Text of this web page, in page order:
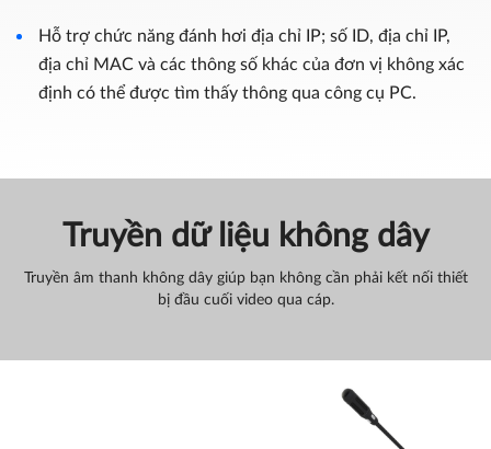
Hỗ trợ chức năng đánh hơi địa chỉ IP; số ID, địa chỉ IP,
địa chỉ MAC và các thông số khác của đơn vị không xác
định có thể được tìm thấy thông qua công cụ PC.
Truyền dữ liệu không dây
Truyền âm thanh không dây giúp bạn không cần phải kết nối thiết
bị đầu cuối video qua cáp.